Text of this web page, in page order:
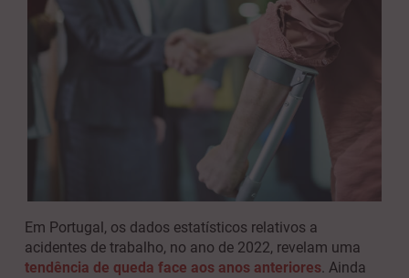
Em Portugal, os dados estatísticos relativos a
acidentes de trabalho, no ano de 2022, revelam uma
tendência de queda face aos anos anteriores. Ainda